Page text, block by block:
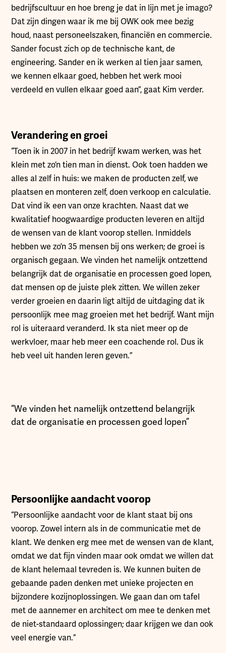
bedrijfscultuur en hoe breng je dat in lijn met je imago?
Dat zijn dingen waar ik me bij OWK ook mee bezig
houd, naast personeelszaken, financiën en commercie.
Sander focust zich op de technische kant, de
engineering. Sander en ik werken al tien jaar samen,
we kennen elkaar goed, hebben het werk mooi
verdeeld en vullen elkaar goed aan”, gaat Kim verder.
Verandering en groei
“Toen ik in 2007 in het bedrijf kwam werken, was het
klein met zo’n tien man in dienst. Ook toen hadden we
alles al zelf in huis: we maken de producten zelf, we
plaatsen en monteren zelf, doen verkoop en calculatie.
Dat vind ik een van onze krachten. Naast dat we
kwalitatief hoogwaardige producten leveren en altijd
de wensen van de klant voorop stellen. Inmiddels
hebben we zo’n 35 mensen bij ons werken; de groei is
organisch gegaan. We vinden het namelijk ontzettend
belangrijk dat de organisatie en processen goed lopen,
dat mensen op de juiste plek zitten. We willen zeker
verder groeien en daarin ligt altijd de uitdaging dat ik
persoonlijk mee mag groeien met het bedrijf. Want mijn
rol is uiteraard veranderd. Ik sta niet meer op de
werkvloer, maar heb meer een coachende rol. Dus ik
heb veel uit handen leren geven.”
“We vinden het namelijk ontzettend belangrijk
dat de organisatie en processen goed lopen”
Persoonlijke aandacht voorop
“Persoonlijke aandacht voor de klant staat bij ons
voorop. Zowel intern als in de communicatie met de
klant. We denken erg mee met de wensen van de klant,
omdat we dat fijn vinden maar ook omdat we willen dat
de klant helemaal tevreden is. We kunnen buiten de
gebaande paden denken met unieke projecten en
bijzondere kozijnoplossingen. We gaan dan om tafel
met de aannemer en architect om mee te denken met
de niet-standaard oplossingen; daar krijgen we dan ook
veel energie van.”